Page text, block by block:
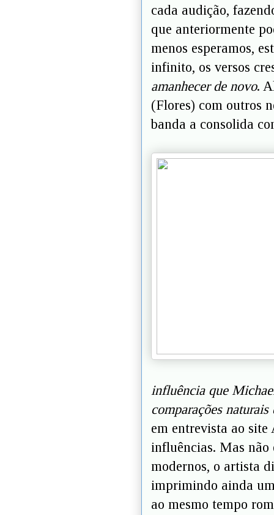
cada audição,
que anteriormente
menos esperamos,
infinito, os versos
amanhecer de novo.
(Flores) com outros
banda a consolida
influência que
comparações
em entrevista ao site
influências. Mas
modernos, o artista
imprimindo ainda
ao mesmo tempo